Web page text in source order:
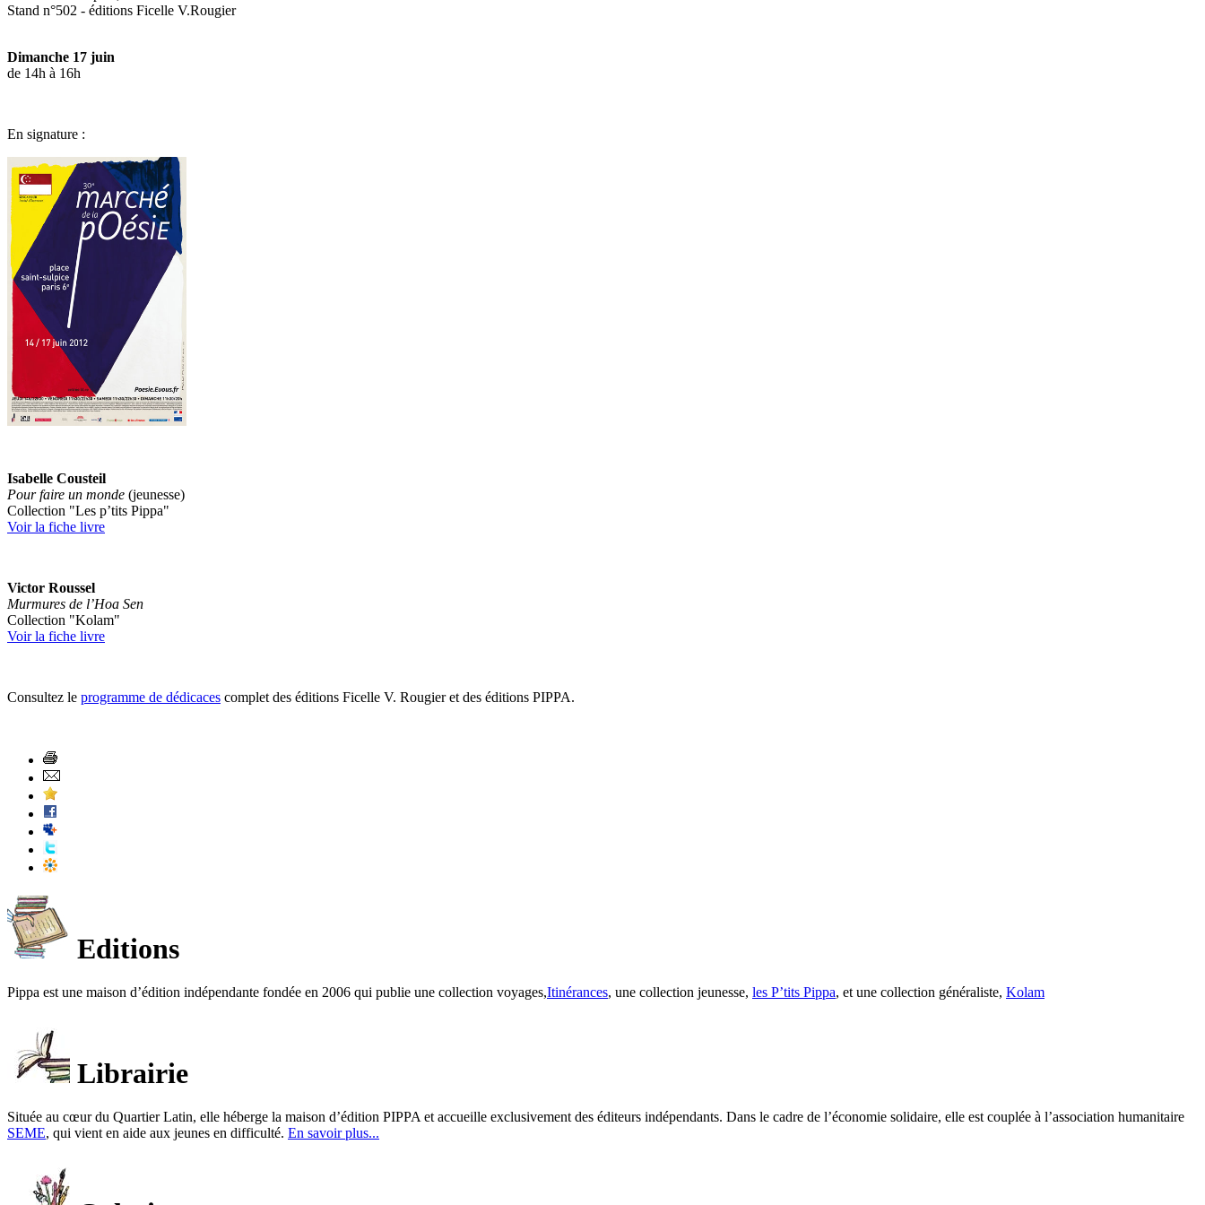
Stand n°502 - éditions Ficelle V.Rougier
Dimanche 17 juin
de 14h à 16h
En signature :
Isabelle Cousteil
Pour faire un monde (jeunesse)
Collection "Les p’tits Pippa"
Voir la fiche livre
Victor Roussel
Murmures de l’Hoa Sen
Collection "Kolam"
Voir la fiche livre
Consultez le programme de dédicaces complet des éditions Ficelle V. Rougier et des éditions PIPPA.
Editions
Pippa est une maison d’édition indépendante fondée en 2006 qui publie une collection voyages,Itinérances, une collection jeunesse, les P’tits Pippa, et une collection généraliste, Kolam
Librairie
Située au cœur du Quartier Latin, elle héberge la maison d’édition PIPPA et accueille exclusivement des éditeurs indépendants. Dans le cadre de l’économie solidaire, elle est couplée à l’association humanitaire
SEME, qui vient en aide aux jeunes en difficulté. En savoir plus...